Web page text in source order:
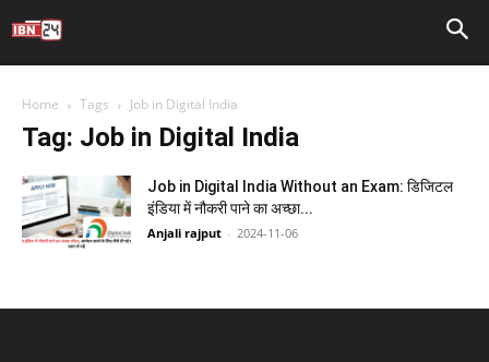
Home Tags Job in Digital India
Tag: Job in Digital India
Job in Digital India Without an Exam: डिजिटल
इंडिया में नौकरी पाने का अच्छा...
Anjali rajput - 2024-11-06